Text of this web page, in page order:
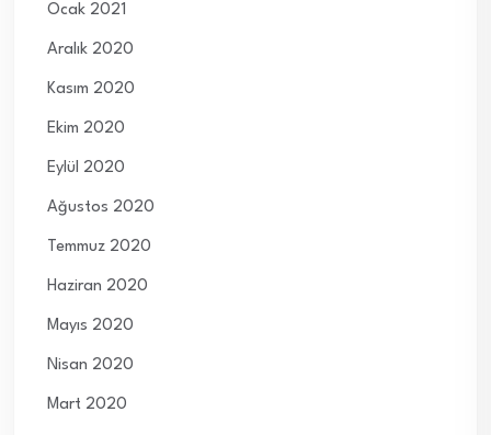
Ocak 2021
Aralık 2020
Kasım 2020
Ekim 2020
Eylül 2020
Ağustos 2020
Temmuz 2020
Haziran 2020
Mayıs 2020
Nisan 2020
Mart 2020